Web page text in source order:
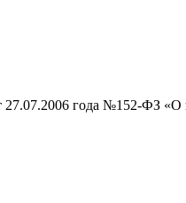
27.07.2006 года №152-ФЗ «О